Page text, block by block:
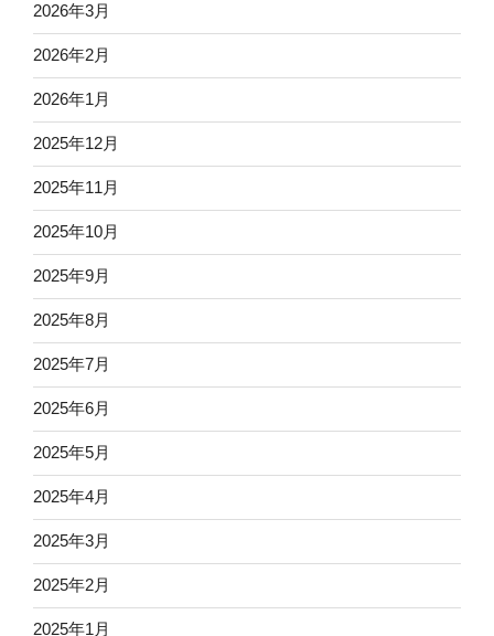
2026年3月
2026年2月
2026年1月
2025年12月
2025年11月
2025年10月
2025年9月
2025年8月
2025年7月
2025年6月
2025年5月
2025年4月
2025年3月
2025年2月
2025年1月